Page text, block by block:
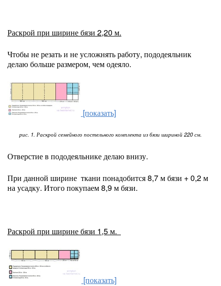
Раскрой при ширине бязи 2,20 м.
Чтобы не резать и не усложнять работу, пододеяльник
делаю больше размером, чем одеяло.
[показать]
рис. 1. Раскрой семейного постельного комплекта из бязи шириной 220 см.
Отверстие в пододеяльнике делаю внизу.
При данной ширине ткани понадобится 8,7 м бязи + 0,2 м
на усадку. Итого покупаем 8,9 м бязи.
Раскрой при ширине бязи 1,5 м.
[показать]